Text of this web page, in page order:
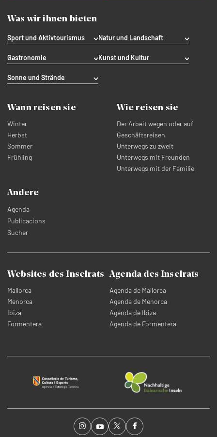
Was wir ihnen bieten
Sport und Aktivtourismus Natur und Landschaft
Gastronomie Kunst und Kultur
Sonne und Strände
Wann reisen sie
Winter
Herbst
Sommer
Frühling
Wie reisen sie
Der Arbeit wegen oder auf
Geschäftsreisen
Unterwegs zu zweit
Unterwegs mit Freunden
Unterwegs mit der Familie
Andere
Agenda
Publicacions
Sucher
Websites des Inselrats
Mallorca
Menorca
Ibiza
Formentera
Agenda des Inselrats
Agenda de Mallorca
Agenda de Menorca
Agenda de Ibiza
Agenda de Formentera